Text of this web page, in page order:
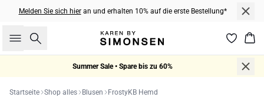
Melden Sie sich hieran und erhalten 10% auf die erste Bestellung*
Suche
Summer Sale • Spare bis zu 60%
Startseite Shop alles Blusen FrostyKB Hemd